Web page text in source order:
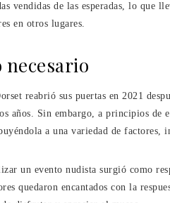
vendidas de las esperadas, lo que
en otros lugares.
necesario
reabrió sus puertas en 2021
años. Sin embargo, a principios de
a una variedad de factores,
un evento nudista surgió como
quedaron encantados con la